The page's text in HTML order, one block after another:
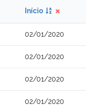
Início
02/01/2020
02/01/2020
02/01/2020
02/01/2020